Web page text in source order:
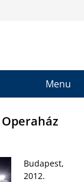
Menu
Budapest,
2012.